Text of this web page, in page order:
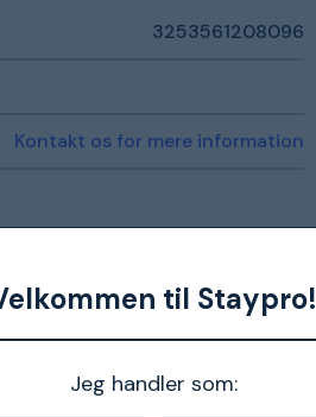
til Staypro!
Jeg handler som:
3253561208096
Kontakt os for mere information